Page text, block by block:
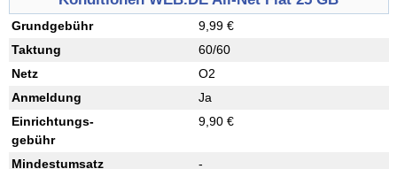
Grundgebühr
9,99 €
Taktung
60/60
Netz
O2
Anmeldung
Ja
Einrichtungs-
gebühr
9,90 €
Mindestumsatz
-